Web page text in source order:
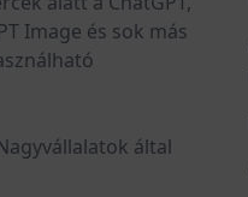
Image és sok más
által